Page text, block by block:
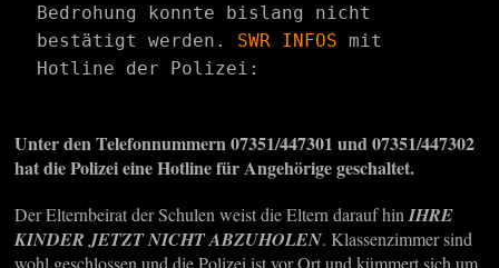
Bedrohung konnte bislang nicht
bestätigt werden. SWR INFOS mit
Hotline der Polizei:
Unter den Telefonnummern 07351/447301 und 07351/447302
hat die Polizei eine Hotline für Angehörige geschaltet.
Der Elternbeirat der Schulen weist die Eltern darauf hinIHRE
KINDER JETZT NICHT ABZUHOLEN. Klassenzimmer sind